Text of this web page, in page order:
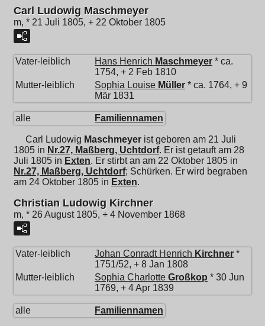
Carl Ludowig Maschmeyer
m, * 21 Juli 1805, + 22 Oktober 1805
Vater-leiblich Hans Henrich Maschmeyer * ca.
1754, + 2 Feb 1810
Mutter-leiblich
Sophia Louise Müller * ca. 1764, + 9
Mär 1831
alle Familiennamen
Carl Ludowig Maschmeyer ist geboren am 21 Juli
1805 in Nr.27, Maßberg, Uchtdorf. Er ist getauft am 28
Juli 1805 in Exten. Er stirbt an am 22 Oktober 1805 in
Nr.27, Maßberg, Uchtdorf; Schürken. Er wird begraben
am 24 Oktober 1805 in Exten.
Christian Ludowig Kirchner
m, * 26 August 1805, + 4 November 1868
Vater-leiblich Johan Conradt Henrich Kirchner *
1751/52, + 8 Jan 1808
Mutter-leiblich
Sophia Charlotte Großkop * 30 Jun
1769, + 4 Apr 1839
alle Familiennamen